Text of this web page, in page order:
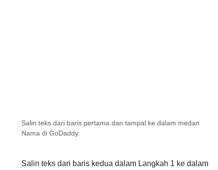
Salin teks dari baris pertama dan tampal ke dalam medan
Nama di GoDaddy.
Salin teks dari baris kedua dalam Langkah 1 ke dalam